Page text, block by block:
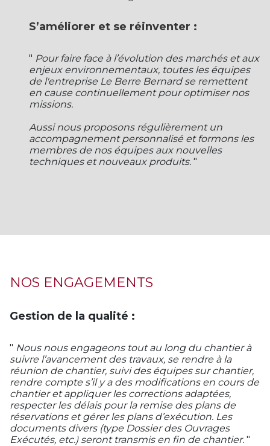
S’améliorer et se réinventer :
" Pour faire face à l’évolution des marchés et aux
enjeux environnementaux, toutes les équipes
de l'entreprise Le Berre Bernard se remettent
en cause continuellement pour optimiser nos
missions.
Aussi nous proposons régulièrement un
accompagnement personnalisé et formons les
membres de nos équipes aux nouvelles
techniques et nouveaux produits. "
NOS ENGAGEMENTS
Gestion de la qualité :
" Nous nous engageons tout au long du chantier à
suivre l’avancement des travaux, se rendre à la
réunion de chantier, suivi des équipes sur chantier,
rendre compte s’il y a des modifications en cours de
chantier et appliquer les corrections adaptées,
respecter les délais pour la remise des plans de
réservations et gérer les plans d’exécution. Les
documents divers (type Dossier des Ouvrages
Exécutés, etc.) seront transmis en fin de chantier. "